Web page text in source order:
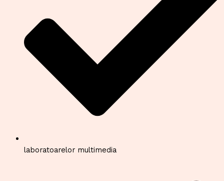
laboratoarelor multimedia